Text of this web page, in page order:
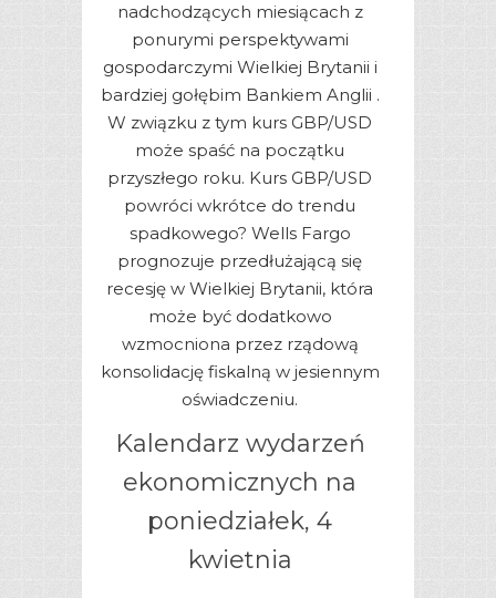
nadchodzących miesiącach z
ponurymi perspektywami
gospodarczymi Wielkiej Brytanii i
bardziej gołębim Bankiem Anglii .
W związku z tym kurs GBP/USD
może spaść na początku
przyszłego roku. Kurs GBP/USD
powróci wkrótce do trendu
spadkowego? Wells Fargo
prognozuje przedłużającą się
recesję w Wielkiej Brytanii, która
może być dodatkowo
wzmocniona przez rządową
konsolidację fiskalną w jesiennym
oświadczeniu.
Kalendarz wydarzeń
ekonomicznych na
poniedziałek, 4
kwietnia